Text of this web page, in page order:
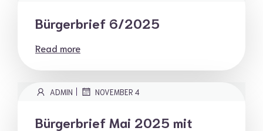
Bürgerbrief 6/2025
Read more
ADMIN | NOVEMBER 4
Bürgerbrief Mai 2025 mit